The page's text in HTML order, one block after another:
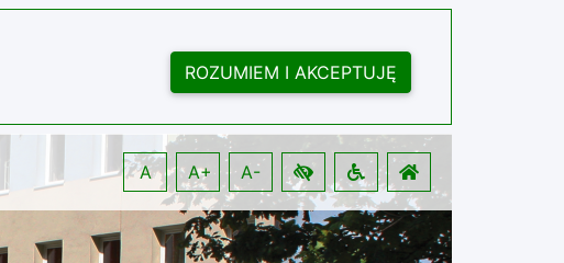
ROZUMIEM I AKCEPTUJĘ
A A+ A-